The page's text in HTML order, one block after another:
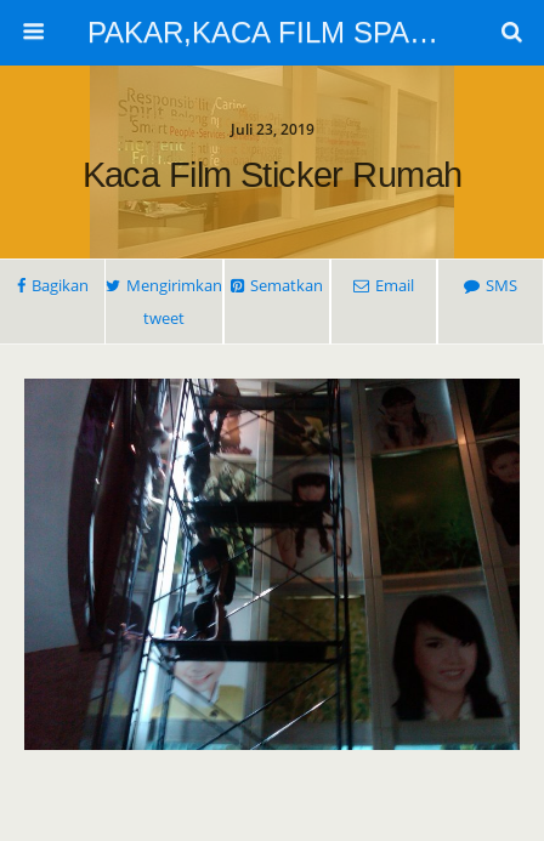
PAKAR,KACA FILM SPARTA,KACA FILM SOLARGARD
Juli 23, 2019
Kaca Film Sticker Rumah
Bagikan
Mengirimkan
tweet
Sematkan Email SMS